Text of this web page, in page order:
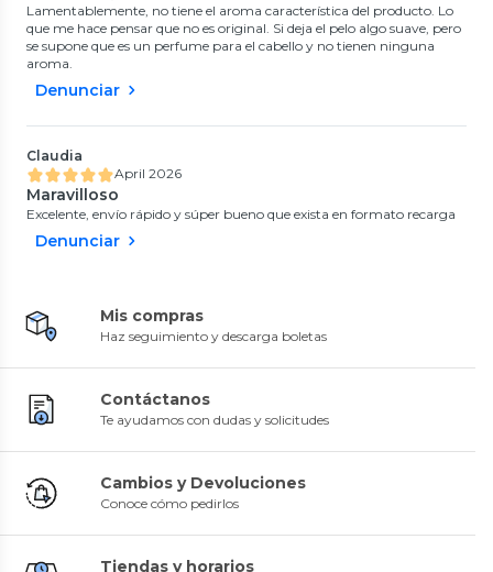
Lamentablemente, no tiene el aroma característica del producto. Lo
que me hace pensar que no es original. Si deja el pelo algo suave, pero
se supone que es un perfume para el cabello y no tienen ninguna
aroma.
Denunciar
Claudia
April 2026
Maravilloso
Excelente, envío rápido y súper bueno que exista en formato recarga
Denunciar
Mis compras
Haz seguimiento y descarga boletas
Contáctanos
Te ayudamos con dudas y solicitudes
Cambios y Devoluciones
Conoce cómo pedirlos
Tiendas y horarios